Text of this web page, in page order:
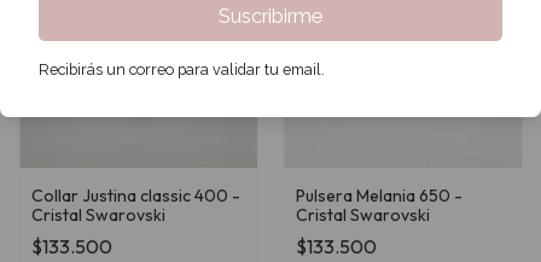
Collar Justina classic 400 -
Cristal Swarovski
$133.500
Pulsera Melania 650 -
Cristal Swarovski
$133.500
Suscribirme
Recibirás un correo para validar tu email.